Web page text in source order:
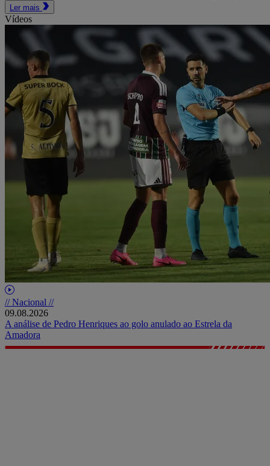
Ler mais
Vídeos
// Nacional //
09.08.2026
A análise de Pedro Henriques ao golo anulado ao Estrela da
Amadora